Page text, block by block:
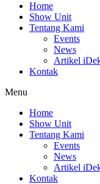
Home
Show Unit
Tentang Kami
Events
News
Artikel
Kontak
Menu
Home
Show Unit
Tentang Kami
Events
News
Artikel
Kontak